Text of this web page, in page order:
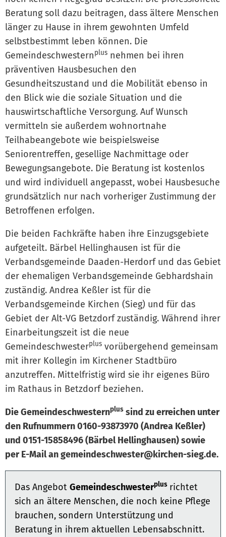
Beratung soll dazu beitragen, dass ältere Menschen
länger zu Hause in ihrem gewohnten Umfeld
selbstbestimmt leben können. Die
Gemeindeschwesternplus nehmen bei ihren
präventiven Hausbesuchen den
Gesundheitszustand und die Mobilität ebenso in
den Blick wie die soziale Situation und die
hauswirtschaftliche Versorgung. Auf Wunsch
vermitteln sie außerdem wohnortnahe
Teilhabeangebote wie beispielsweise
Seniorentreffen, gesellige Nachmittage oder
Bewegungsangebote. Die Beratung ist kostenlos
und wird individuell angepasst, wobei Hausbesuche
grundsätzlich nur nach vorheriger Zustimmung der
Betroffenen erfolgen.
Die beiden Fachkräfte haben ihre Einzugsgebiete
aufgeteilt. Bärbel Hellinghausen ist für die
Verbandsgemeinde Daaden-Herdorf und das Gebiet
der ehemaligen Verbandsgemeinde Gebhardshain
zuständig. Andrea Keßler ist für die
Verbandsgemeinde Kirchen (Sieg) und für das
Gebiet der Alt-VG Betzdorf zuständig. Während ihrer
Einarbeitungszeit ist die neue
Gemeindeschwesterplus vorübergehend gemeinsam
mit ihrer Kollegin im Kirchener Stadtbüro
anzutreffen. Mittelfristig wird sie ihr eigenes Büro
im Rathaus in Betzdorf beziehen.
Die Gemeindeschwesternplus sind zu erreichen unter
den Rufnummern 0160-93873970 (Andrea Keßler)
und 0151-15858496 (Bärbel Hellinghausen) sowie
per E-Mail an gemeindeschwester@kirchen-sieg.de.
Das Angebot Gemeindeschwesterplus richtet
sich an ältere Menschen, die noch keine Pflege
brauchen, sondern Unterstützung und
Beratung in ihrem aktuellen Lebensabschnitt.